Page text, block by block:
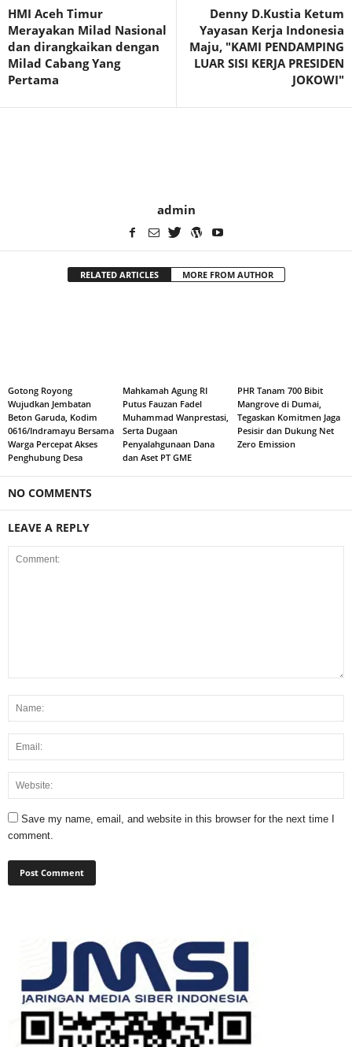
HMI Aceh Timur
Merayakan Milad Nasional
dan dirangkaikan dengan
Milad Cabang Yang
Pertama
Denny D.Kustia Ketum
Yayasan Kerja Indonesia
Maju, "KAMI PENDAMPING
LUAR SISI KERJA PRESIDEN
JOKOWI"
admin
RELATED ARTICLES MORE FROM AUTHOR
Gotong Royong
Wujudkan Jembatan
Beton Garuda, Kodim
0616/Indramayu Bersama
Warga Percepat Akses
Penghubung Desa
Mahkamah Agung RI
Putus Fauzan Fadel
Muhammad Wanprestasi,
Serta Dugaan
Penyalahgunaan Dana
dan Aset PT GME
PHR Tanam 700 Bibit
Mangrove di Dumai,
Tegaskan Komitmen Jaga
Pesisir dan Dukung Net
Zero Emission
NO COMMENTS
LEAVE A REPLY
Save my name, email, and website in this browser for the next time I
comment.